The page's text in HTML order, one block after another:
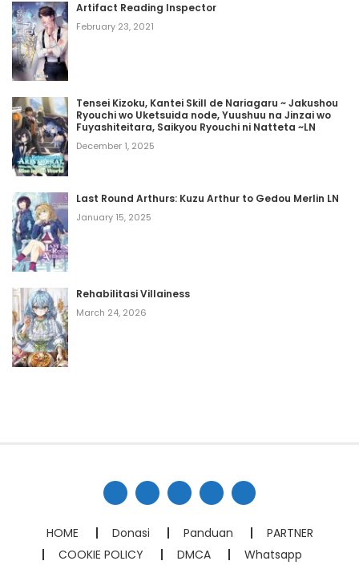
Artifact Reading Inspector
February 23, 2021
Tensei Kizoku, Kantei Skill de Nariagaru ~ Jakushou
Ryouchi wo Uketsuida node, Yuushuu na Jinzai wo
Fuyashiteitara, Saikyou Ryouchi ni Natteta ~LN
December 1, 2025
Last Round Arthurs: Kuzu Arthur to Gedou Merlin LN
January 15, 2025
Rehabilitasi Villainess
March 24, 2026
HOME Donasi Panduan
PARTNER
COOKIE POLICY
DMCA Whatsapp